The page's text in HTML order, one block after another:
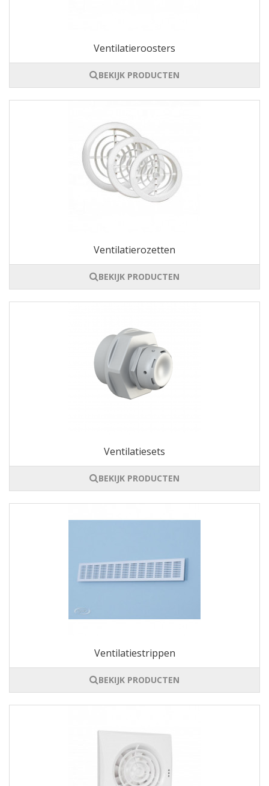
Ventilatieroosters
BEKIJK PRODUCTEN
Ventilatierozetten
BEKIJK PRODUCTEN
Ventilatiesets
BEKIJK PRODUCTEN
Ventilatiestrippen
BEKIJK PRODUCTEN